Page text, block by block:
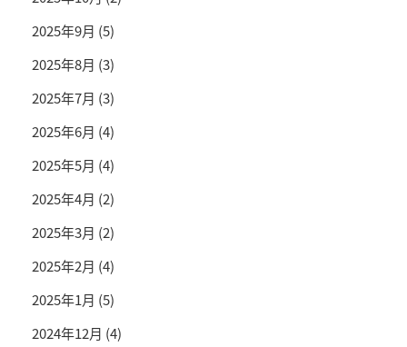
2025年9月 (5)
2025年8月 (3)
2025年7月 (3)
2025年6月 (4)
2025年5月 (4)
2025年4月 (2)
2025年3月 (2)
2025年2月 (4)
2025年1月 (5)
2024年12月 (4)